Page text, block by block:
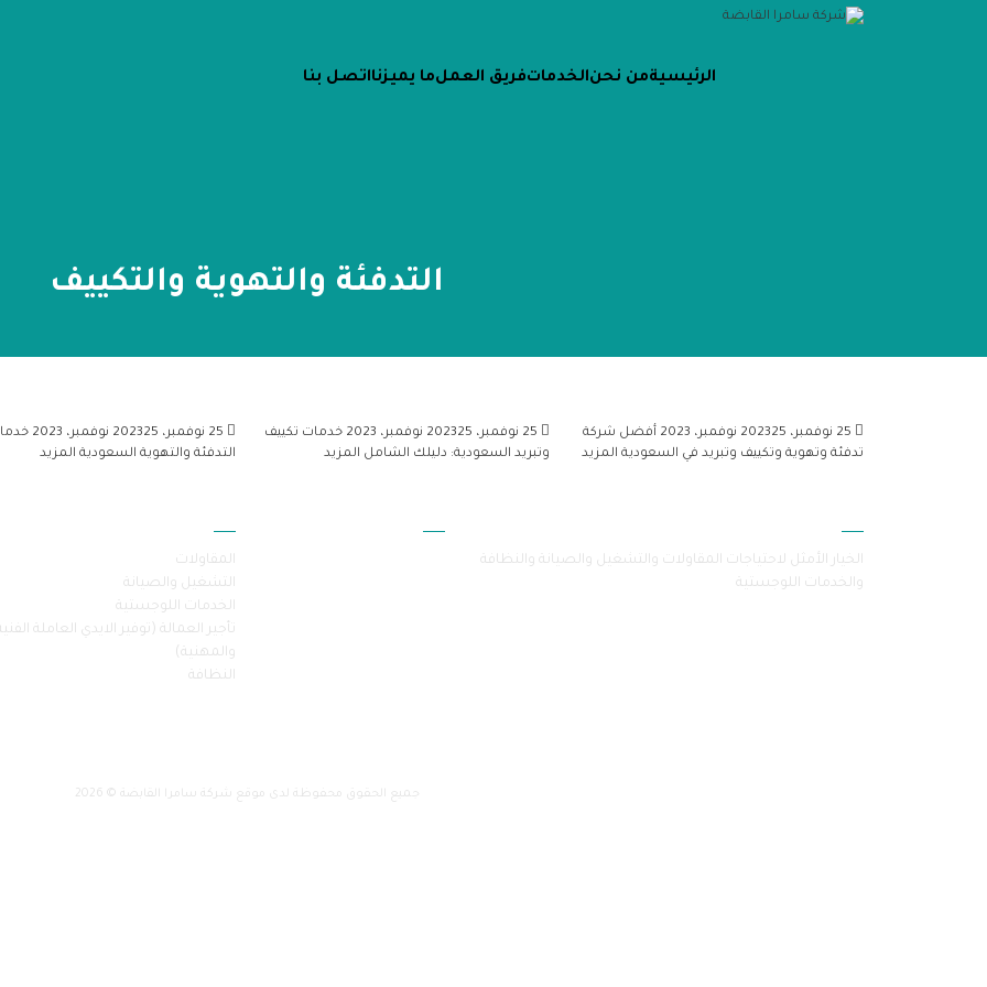
الرئيسيةمن نحنالخدماتفريق العملما يميزنااتصل بنا
التدفئة والتهوية والتكييف
25 نوفمبر، 2023 25 نوفمبر، 2023
أفضل شركة
تدفئة وتهوية وتكييف وتبريد في السعودية المزيد
25 نوفمبر، 2023 25 نوفمبر، 2023
خدمات تكييف
وتبريد السعودية: دليلك الشامل المزيد
25 نوفمبر، 2023 25 نوفمبر، 2023
التدفئة والتهوية السعودية المزيد
الخيار الأمثل لاحتياجات المقاولات والتشغيل والصيانة والنظافة
والخدمات اللوجستية
المقاولات
التشغيل والصيانة
الخدمات اللوجستية
تأجير العمالة (توفير الايدي العاملة
والمهنية)
النظافة
جميع الحقوق محفوظة لدى موقع شركة سامرا القابضة © 2026